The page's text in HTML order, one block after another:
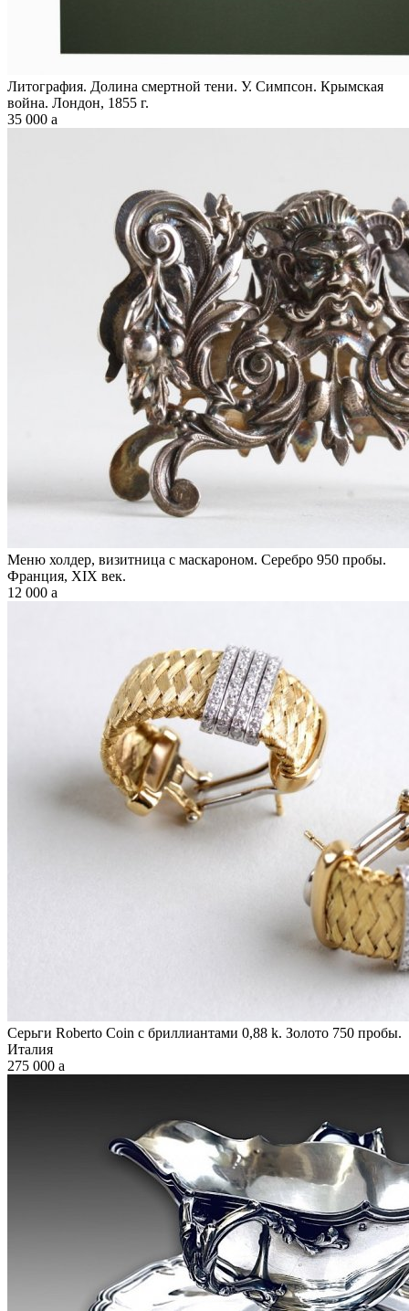
Литография. Долина смертной тени. У. Симпсон. Крымская
война. Лондон, 1855 г.
35 000 a
Меню холдер, визитница с маскароном. Серебро 950 пробы.
Франция, XIX век.
12 000 a
Серьги Roberto Coin с бриллиантами 0,88 k. Золото 750 пробы.
Италия
275 000 a